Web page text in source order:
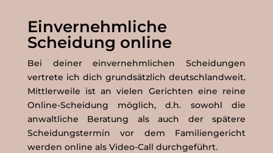
Einvernehmliche
Scheidung online
Bei deiner einvernehmlichen Scheidungen
vertrete ich dich grundsätzlich deutschlandweit.
Mittlerweile ist an vielen Gerichten eine reine
Online-Scheidung möglich, d.h. sowohl die
anwaltliche Beratung als auch der spätere
Scheidungstermin vor dem Familiengericht
werden online als Video-Call durchgeführt.